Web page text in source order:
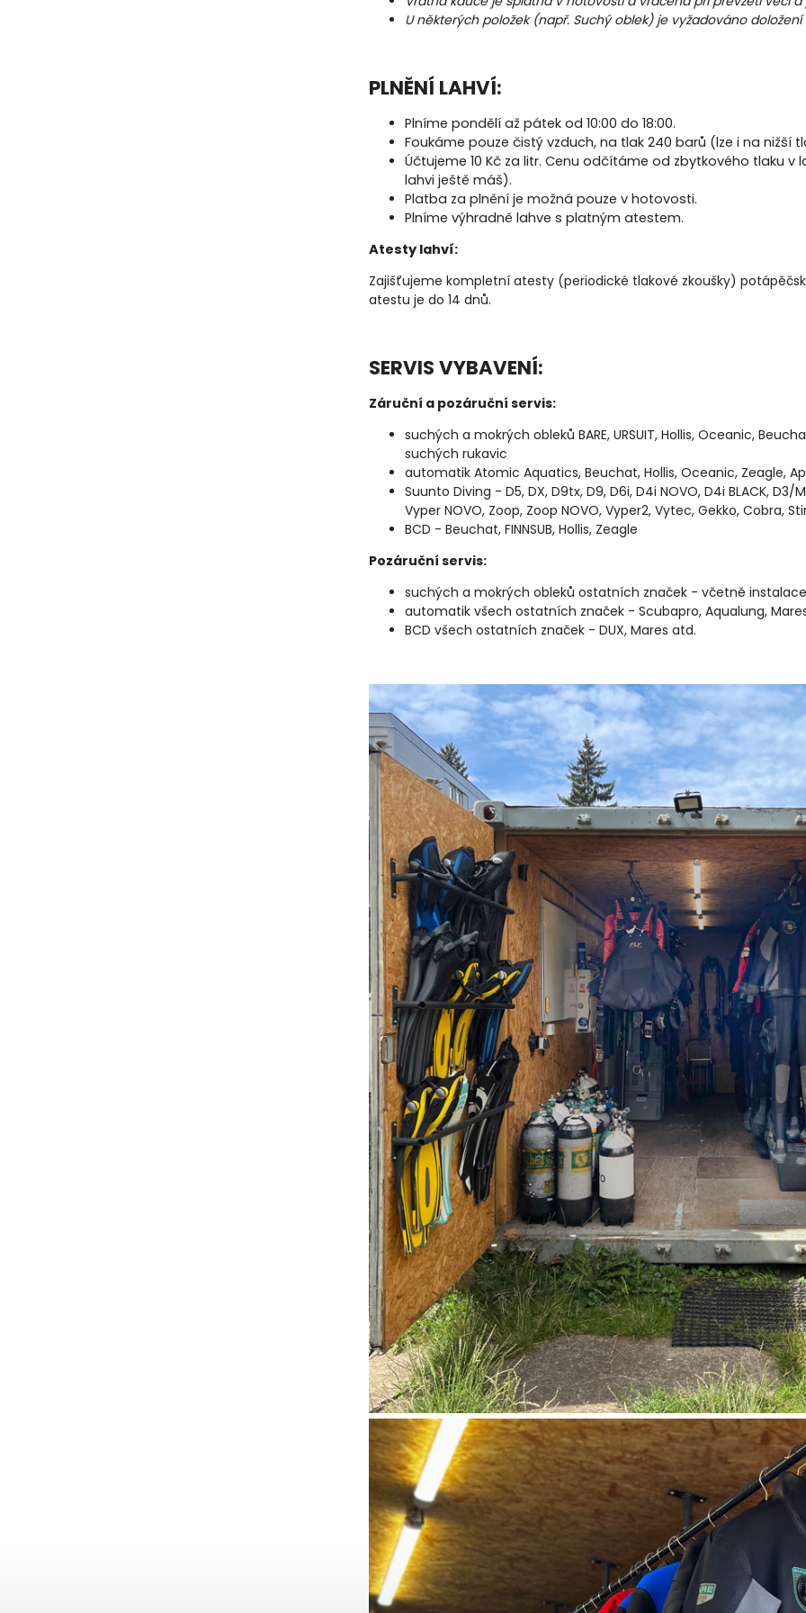
U některých položek (např. Suchý oblek) je vyžadováno
PLNĚNÍ LAHVÍ:
Plníme pondělí až pátek od 10:00 do 18:00.
Foukáme pouze čistý vzduch, na tlak 240 barů (lze i na nižší
Účtujeme 10 Kč za litr. Cenu odčítáme od zbytkového tlaku v
lahvi ještě máš).
Platba za plnění je možná pouze v hotovosti.
Plníme výhradně lahve s platným atestem.
Atesty lahví:
Zajišťujeme kompletní atesty (periodické tlakové zkoušky)
atestu je do 14 dnů.
SERVIS VYBAVENÍ:
Záruční a pozáruční servis:
suchých a mokrých obleků BARE, URSUIT, Hollis, Oceanic,
suchých rukavic
automatik Atomic Aquatics, Beuchat, Hollis, Oceanic, Zeagle,
Suunto Diving - D5, DX, D9tx, D9, D6i, D4i NOVO, D4i BLACK, D3/
Vyper NOVO, Zoop, Zoop NOVO, Vyper2, Vytec, Gekko, Cobra,
BCD - Beuchat, FINNSUB, Hollis, Zeagle
Pozáruční servis:
suchých a mokrých obleků ostatních značek - včetně
automatik všech ostatních značek - Scubapro, Aqualung,
BCD všech ostatních značek - DUX, Mares atd.